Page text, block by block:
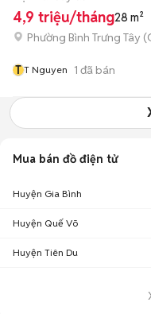
4,9 triệu/tháng28 m²
Phường Bình Trưng Tây
T T Nguyen 1 đã bán
Mua bán đồ điện tử
Huyện Gia Bình
Huyện Quế Võ
Huyện Tiên Du